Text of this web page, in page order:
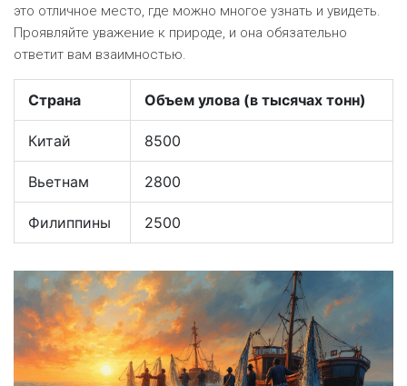
это отличное место, где можно многое узнать и увидеть.
Проявляйте уважение к природе, и она обязательно
ответит вам взаимностью.
Страна Объем улова (в тысячах тонн)
Китай 8500
Вьетнам 2800
Филиппины 2500